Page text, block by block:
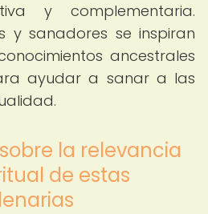
y complementaria.
y sanadores se inspiran
ancestrales
ayudar a sanar a las
la relevancia
de estas